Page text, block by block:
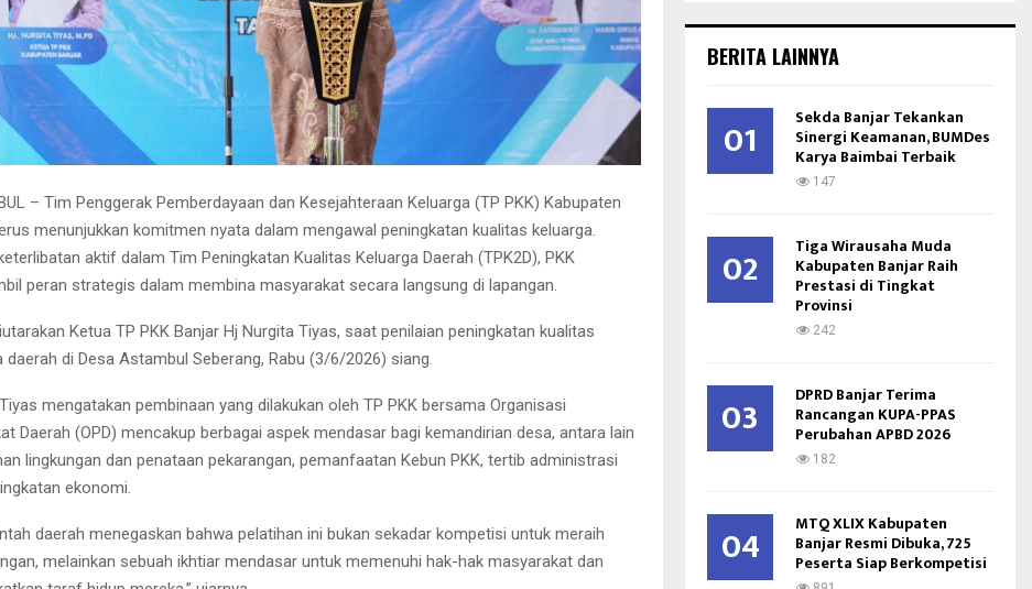
– Tim Penggerak Pemberdayaan dan Kesejahteraan Keluarga (TP PKK) Kabupaten
menunjukkan komitmen nyata dalam mengawal peningkatan kualitas keluarga.
aktif dalam Tim Peningkatan Kualitas Keluarga Daerah (TPK2D), PKK
peran strategis dalam membina masyarakat secara langsung di lapangan.
Ketua TP PKK Banjar Hj Nurgita Tiyas, saat penilaian peningkatan kualitas
daerah di Desa Astambul Seberang, Rabu (3/6/2026) siang.
mengatakan pembinaan yang dilakukan oleh TP PKK bersama Organisasi
Daerah (OPD) mencakup berbagai aspek mendasar bagi kemandirian desa, antara lain
lingkungan dan penataan pekarangan, pemanfaatan Kebun PKK, tertib administrasi
ekonomi.
daerah menegaskan bahwa pelatihan ini bukan sekadar kompetisi untuk meraih
melainkan sebuah ikhtiar mendasar untuk memenuhi hak-hak masyarakat dan
h
o
R
BERITA LAINNYA
01 Sekda Banjar Tekankan
Sinergi Keamanan, BUMDes
Karya Baimbai Terbaik
147
02 Tiga Wirausaha Muda
Kabupaten Banjar Raih
Prestasi di Tingkat
Provinsi
242
03 DPRD Banjar Terima
Rancangan KUPA-PPAS
Perubahan APBD 2026
182
04 MTQ XLIX Kabupaten
Banjar Resmi Dibuka, 725
Peserta Siap Berkompetisi